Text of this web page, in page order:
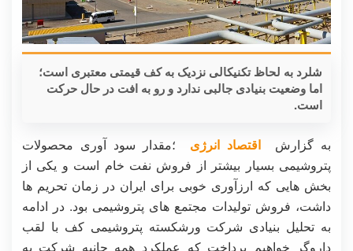
شلرد به لحاظ تکنیکالی نزدیک به کف قیمتی معتبری است؛
اما وضعیت بنیادی جالبی ندارد و رو به افت در حال حرکت
است.
به گزارش اقتصاد انرژی ؛مقدار سود آوری محصولات
پتروشیمی بسیار بیشتر از فروش نفت خام است و یکی از
بخش هایی که ارزآوری خوبی برای ایران در زمان تحریم ها
داشت، فروش تولیدات مجتمع های پتروشیمی بود. در ادامه
به تحلیل بنیادی شرکت ورشکسته پتروشیمی کف با لقب
داروگر خواهیم پرداخت که عملکرد همه جانبه شرکت به